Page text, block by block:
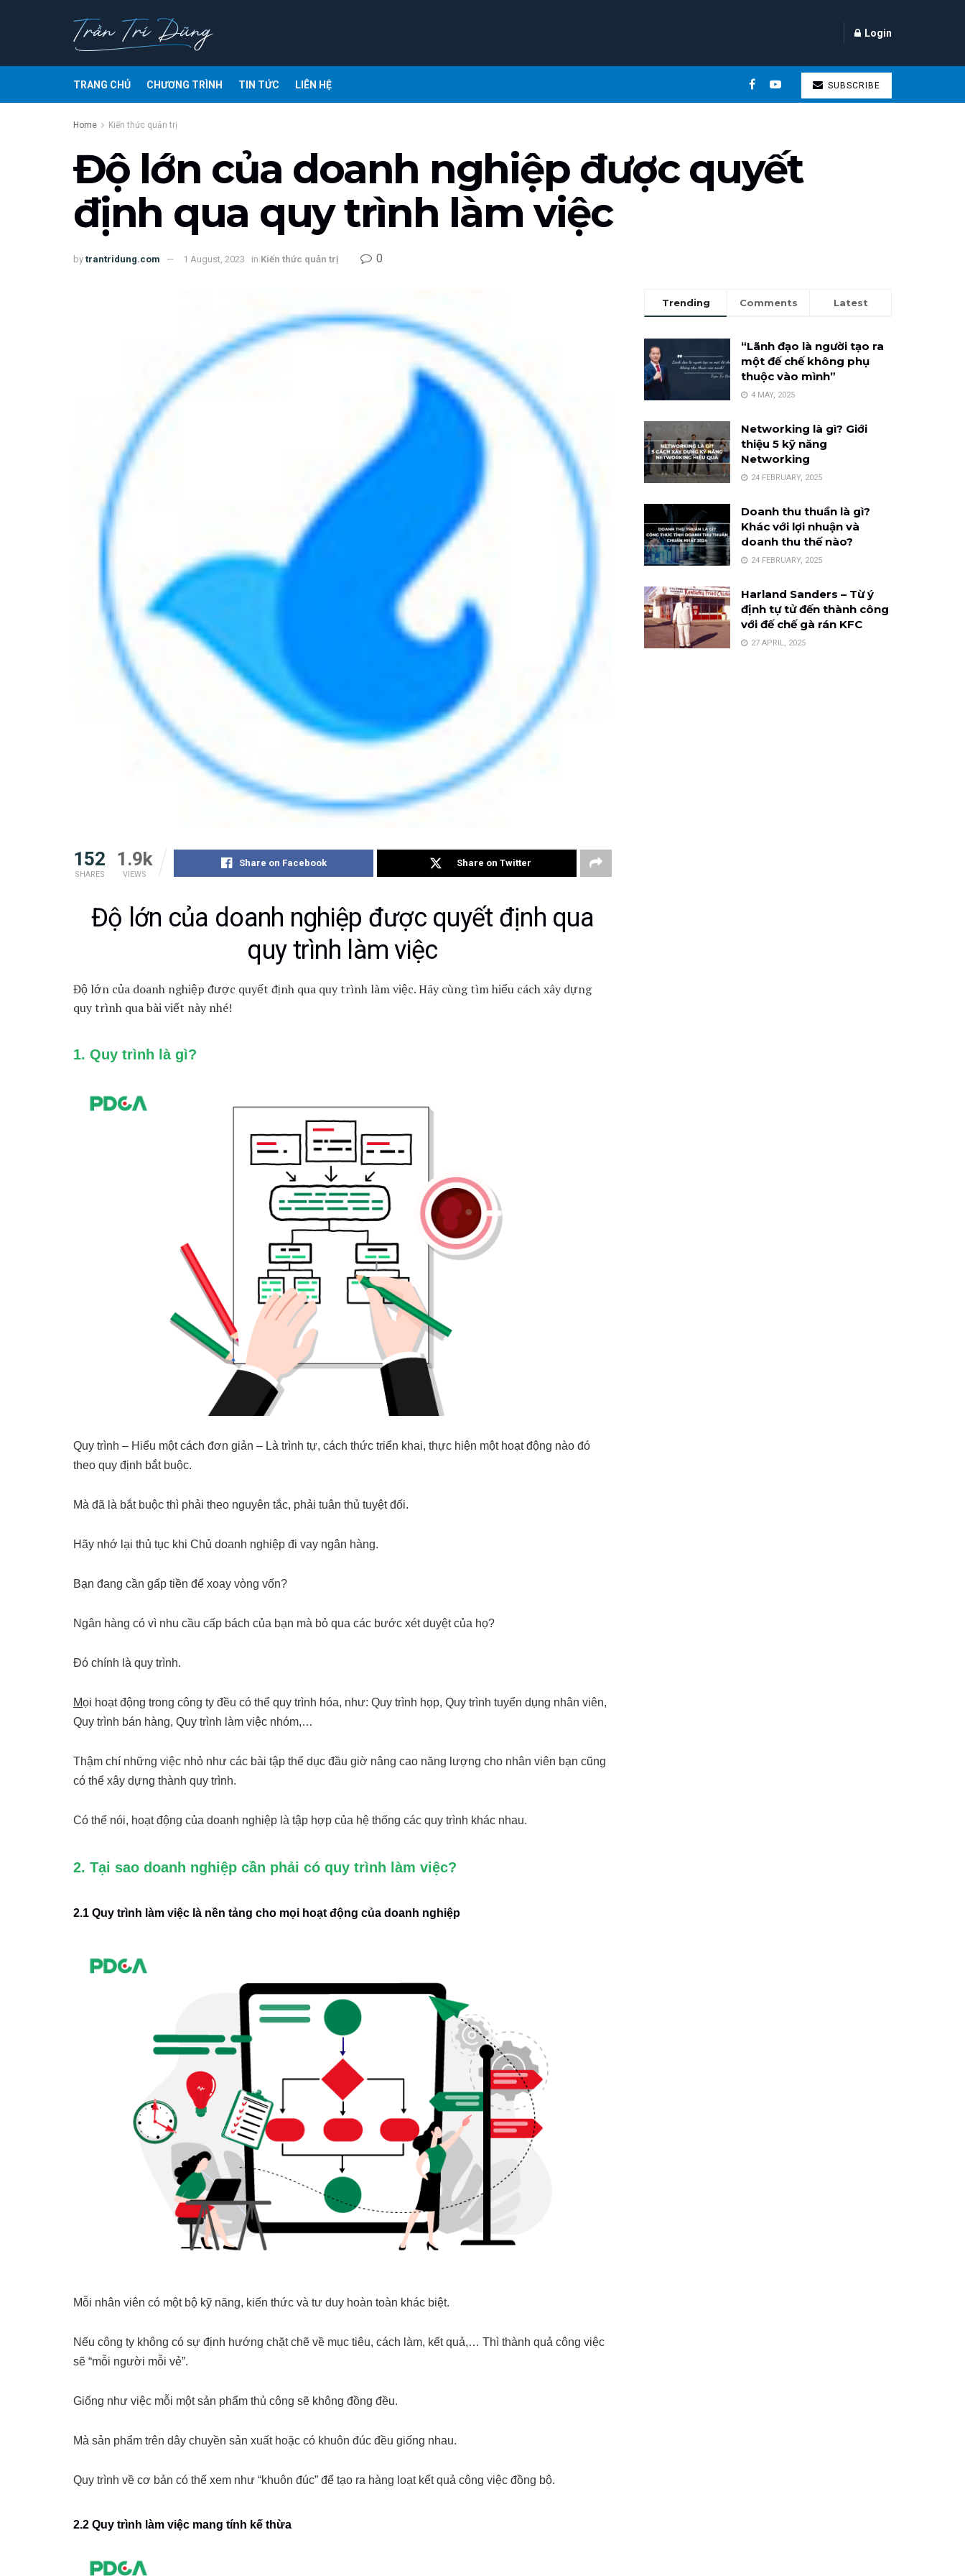
Login
TRANG CHỦ CHƯƠNG TRÌNH TIN TỨC LIÊN HỆ SUBSCRIBE
Home Kiến thức quản trị
Độ lớn của doanh nghiệp được quyết
định qua quy trình làm việc
by trantridung.com 1 August, 2023 in Kiến thức quản trị 0
152
SHARES
1.9k
VIEWS
Share on Facebook Share on Twitter
Độ lớn của doanh nghiệp được quyết định qua
quy trình làm việc
Độ lớn của doanh nghiệp được quyết định qua quy trình làm việc. Hãy cùng tìm hiểu cách xây dựng
quy trình qua bài viết này nhé!
1. Quy trình là gì?
Quy trình – Hiểu một cách đơn giản – Là trình tự, cách thức triển khai, thực hiện một hoạt động nào đó
theo quy định bắt buộc.
Mà đã là bắt buộc thì phải theo nguyên tắc, phải tuân thủ tuyệt đối.
Hãy nhớ lại thủ tục khi Chủ doanh nghiệp đi vay ngân hàng.
Bạn đang cần gấp tiền để xoay vòng vốn?
Ngân hàng có vì nhu cầu cấp bách của bạn mà bỏ qua các bước xét duyệt của họ?
Đó chính là quy trình.
Mọi hoạt động trong công ty đều có thể quy trình hóa, như: Quy trình họp, Quy trình tuyển dụng nhân viên,
Quy trình bán hàng, Quy trình làm việc nhóm,…
Thậm chí những việc nhỏ như các bài tập thể dục đầu giờ nâng cao năng lượng cho nhân viên bạn cũng
có thể xây dựng thành quy trình.
Có thể nói, hoạt động của doanh nghiệp là tập hợp của hệ thống các quy trình khác nhau.
2. Tại sao doanh nghiệp cần phải có quy trình làm việc?
2.1 Quy trình làm việc là nền tảng cho mọi hoạt động của doanh nghiệp
Mỗi nhân viên có một bộ kỹ năng, kiến thức và tư duy hoàn toàn khác biệt.
Nếu công ty không có sự định hướng chặt chẽ về mục tiêu, cách làm, kết quả,… Thì thành quả công việc
sẽ “mỗi người mỗi vẻ”.
Giống như việc mỗi một sản phẩm thủ công sẽ không đồng đều.
Mà sản phẩm trên dây chuyền sản xuất hoặc có khuôn đúc đều giống nhau.
Quy trình về cơ bản có thể xem như “khuôn đúc” để tạo ra hàng loạt kết quả công việc đồng bộ.
2.2 Quy trình làm việc mang tính kế thừa
Trending Comments Latest
“Lãnh đạo là người tạo ra
một đế chế không phụ
thuộc vào mình”
4 MAY, 2025
Networking là gì? Giới
thiệu 5 kỹ năng
Networking
24 FEBRUARY, 2025
Doanh thu thuần là gì?
Khác với lợi nhuận và
doanh thu thế nào?
24 FEBRUARY, 2025
Harland Sanders – Từ ý
định tự tử đến thành công
với đế chế gà rán KFC
27 APRIL, 2025